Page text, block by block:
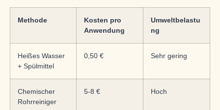
Methode
Kosten pro
Anwendung
Umweltbelastu
ng
Heißes Wasser
+ Spülmittel
0,50 € Sehr gering
Chemischer
Rohrreiniger
5-8 € Hoch